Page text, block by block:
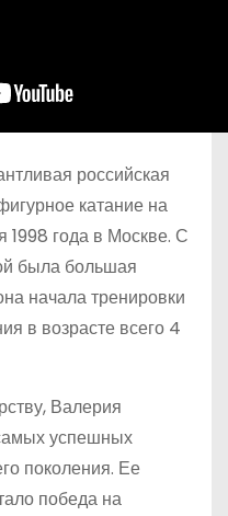
российская
катание на
1998 года в Москве. С
была большая
начала тренировки
в возрасте всего 4
Валерия
успешных
поколения. Ее
победа на